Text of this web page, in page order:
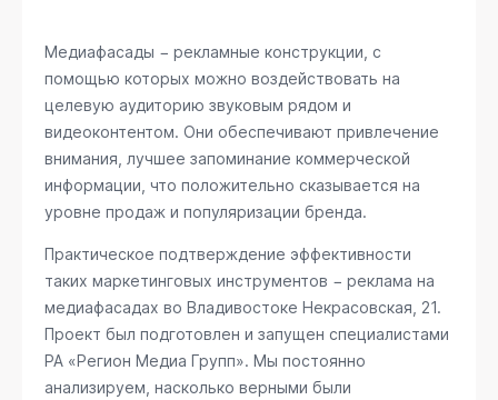
Медиафасады − рекламные конструкции, с
помощью которых можно воздействовать на
целевую аудиторию звуковым рядом и
видеоконтентом. Они обеспечивают привлечение
внимания, лучшее запоминание коммерческой
информации, что положительно сказывается на
уровне продаж и популяризации бренда.
Практическое подтверждение эффективности
таких маркетинговых инструментов − реклама на
медиафасадах во Владивостоке Некрасовская, 21.
Проект был подготовлен и запущен специалистами
РА «Регион Медиа Групп». Мы постоянно
анализируем, насколько верными были